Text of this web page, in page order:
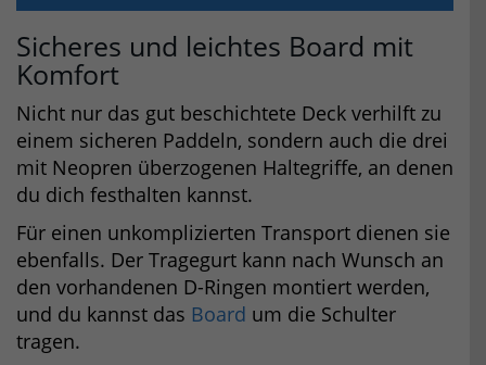
Sicheres und leichtes Board mit
Komfort
Nicht nur das gut beschichtete Deck verhilft zu
einem sicheren Paddeln, sondern auch die drei
mit Neopren überzogenen Haltegriffe, an denen
du dich festhalten kannst.
Für einen unkomplizierten Transport dienen sie
ebenfalls. Der Tragegurt kann nach Wunsch an
den vorhandenen D-Ringen montiert werden,
und du kannst das Board um die Schulter
tragen.